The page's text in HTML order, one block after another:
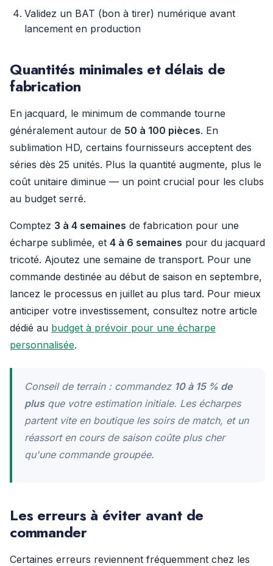
Validez un BAT (bon à tirer) numérique avant
lancement en production
Quantités minimales et délais de
fabrication
En jacquard, le minimum de commande tourne
généralement autour de 50 à 100 pièces. En
sublimation HD, certains fournisseurs acceptent des
séries dès 25 unités. Plus la quantité augmente, plus le
coût unitaire diminue — un point crucial pour les clubs
au budget serré.
Comptez 3 à 4 semaines de fabrication pour une
écharpe sublimée, et 4 à 6 semaines pour du jacquard
tricoté. Ajoutez une semaine de transport. Pour une
commande destinée au début de saison en septembre,
lancez le processus en juillet au plus tard. Pour mieux
anticiper votre investissement, consultez notre article
dédié au budget à prévoir pour une écharpe
personnalisée.
Conseil de terrain : commandez 10 à 15 % de
plusque votre estimation initiale. Les écharpes
partent vite en boutique les soirs de match, et un
réassort en cours de saison coûte plus cher
qu'une commande groupée.
Les erreurs à éviter avant de
commander
Certaines erreurs reviennent fréquemment chez les